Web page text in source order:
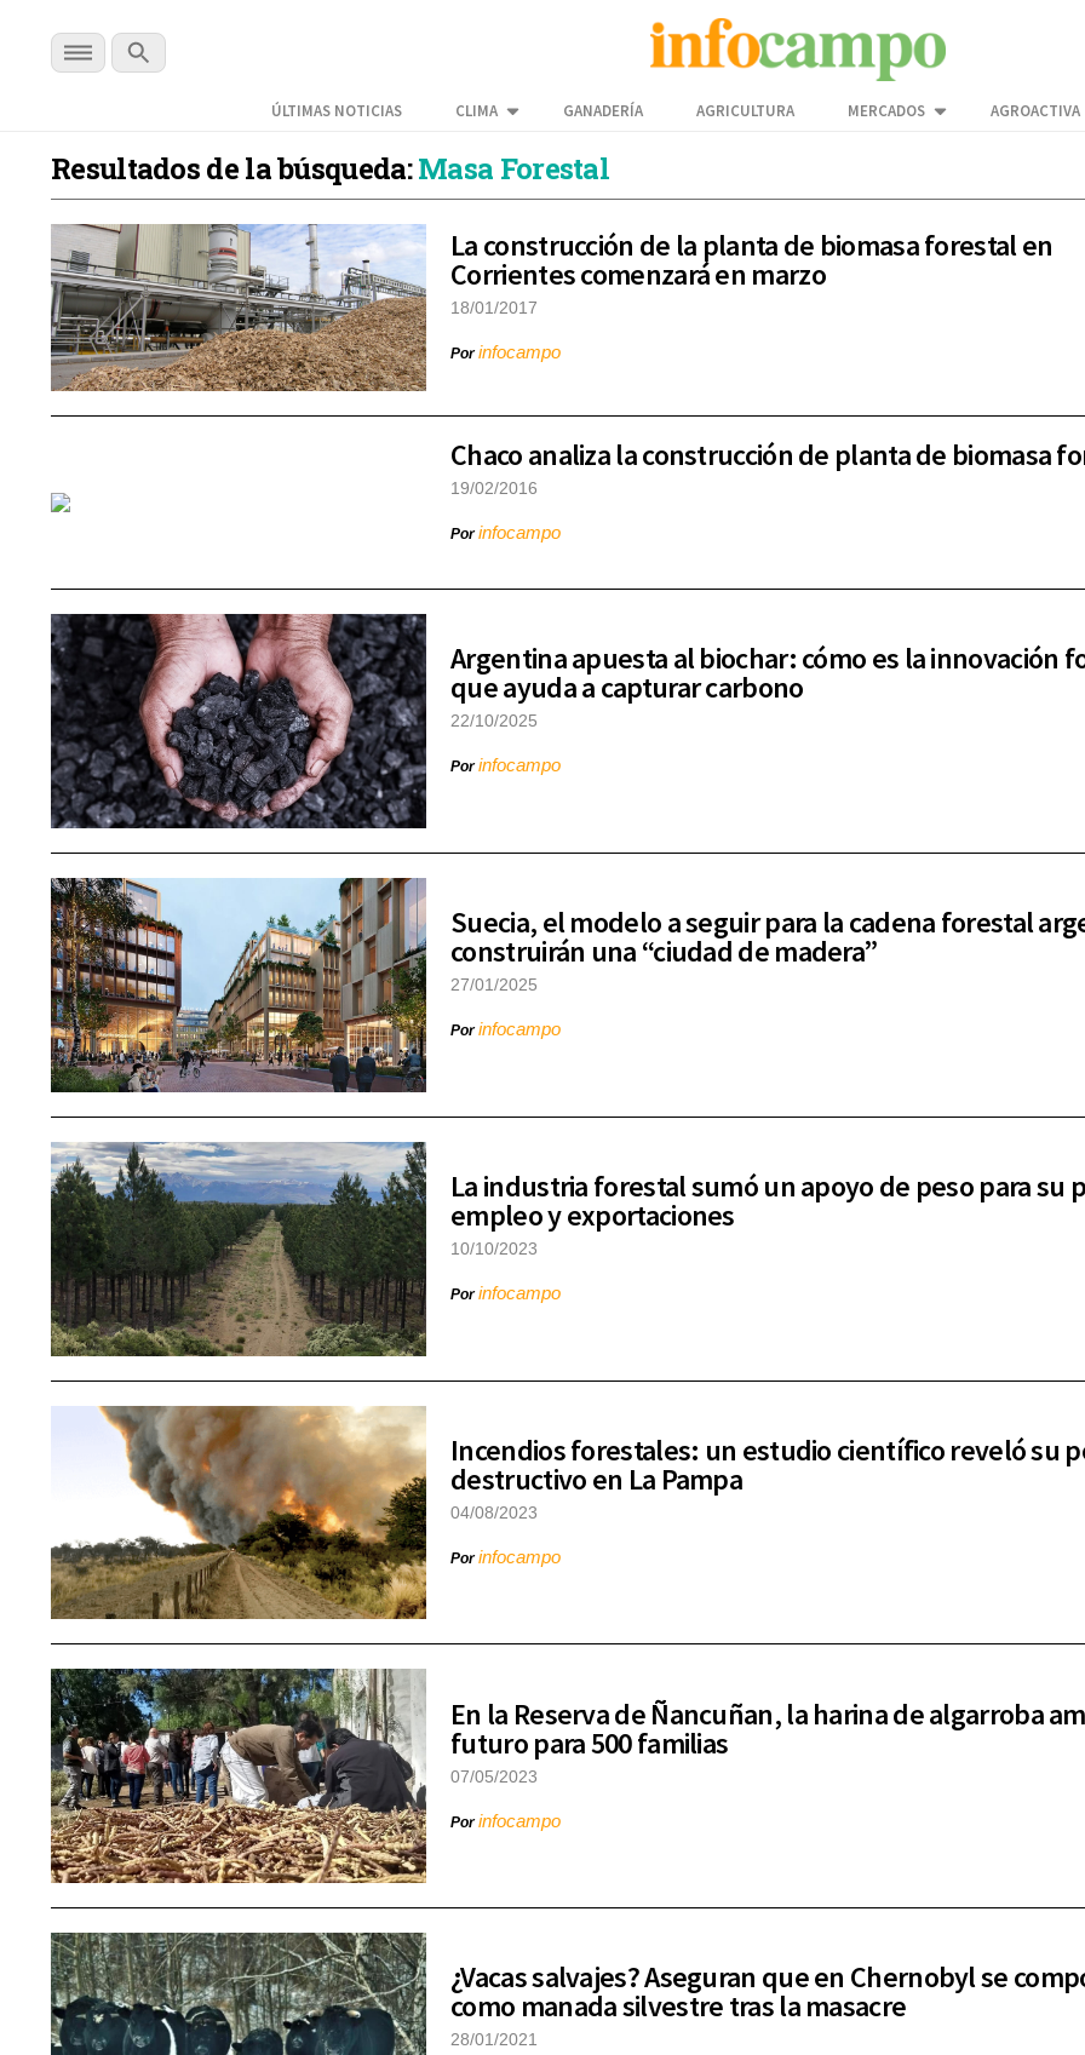
ÚLTIMAS NOTICIAS CLIMA GANADERÍA AGRICULTURA MERCADOS AGROACTIVA
Resultados de la búsqueda:Masa Forestal
La construcción de la planta de biomasa forestal en
Corrientes comenzará en marzo
18/01/2017
Porinfocampo
Chaco analiza la construcción de planta de biomasa
19/02/2016
Porinfocampo
Argentina apuesta al biochar: cómo es la innovación
que ayuda a capturar carbono
22/10/2025
Porinfocampo
Suecia, el modelo a seguir para la cadena forestal
construirán una “ciudad de madera”
27/01/2025
Porinfocampo
La industria forestal sumó un apoyo de peso para su
empleo y exportaciones
10/10/2023
Porinfocampo
Incendios forestales: un estudio científico reveló su
destructivo en La Pampa
04/08/2023
Porinfocampo
En la Reserva de Ñancuñan, la harina de algarroba
futuro para 500 familias
07/05/2023
Porinfocampo
¿Vacas salvajes? Aseguran que en Chernobyl se
como manada silvestre tras la masacre
28/01/2021